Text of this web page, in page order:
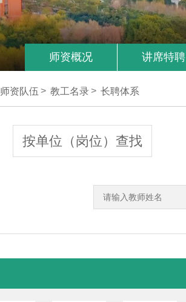
师资概况 讲席特聘
师资队伍 > 教工名录> 长聘体系
按单位（岗位）查找